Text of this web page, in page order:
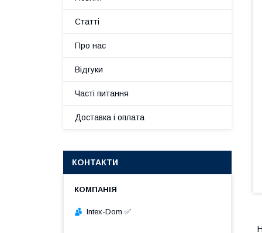
Статті
Про нас
Відгуки
Часті питання
Доставка і оплата
КОНТАКТИ
Intex-Dom ✅